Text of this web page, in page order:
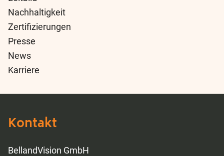
Nachhaltigkeit
Zertifizierungen
Presse
News
Karriere
Kontakt
BellandVision GmbH